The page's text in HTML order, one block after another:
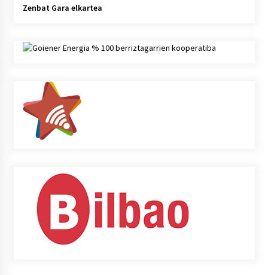
Zenbat Gara elkartea